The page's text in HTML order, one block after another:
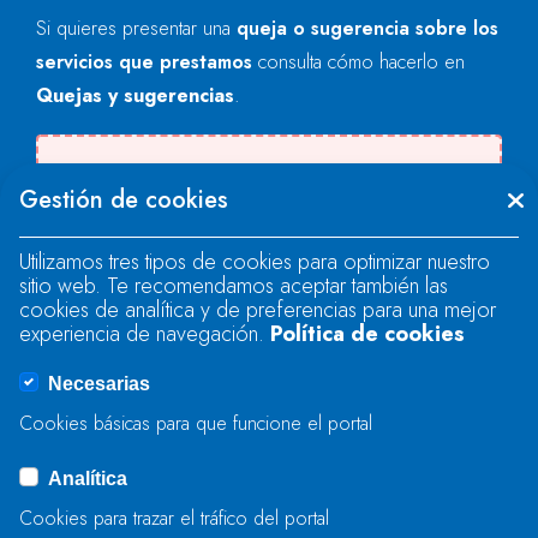
Si quieres presentar una queja o sugerencia sobre los
servicios que prestamos consulta cómo hacerlo en
Quejas y sugerencias.
"text".
Se produjo un error al cargar el campo
"text".
Se produjo un error al cargar el campo
Gestión de cookies
Utilizamos tres tipos de cookies para optimizar nuestro
sitio web. Te recomendamos aceptar también las
cookies de analítica y de preferencias para una mejor
experiencia de navegación. Política de cookies
Necesarias
Cookies básicas para que funcione el portal
Analítica
Cookies para trazar el tráfico del portal